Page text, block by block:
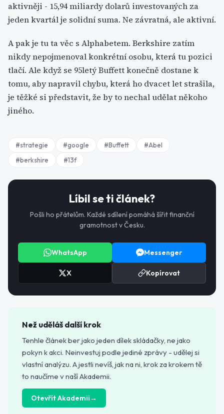
aktivněji - 15,94 miliardy dolarů investovaných za
jeden kvartál je solidní suma. Ne závratná, ale aktivní.
A pak je tu ta věc s Alphabetem. Berkshire zatím
nikdy nepojmenoval konkrétní osobu, která tu pozici
tlačí. Ale když se 95letý Buffett konečně dostane k
tomu, aby napravil chybu, která ho dvacet let strašila,
je těžké si představit, že by to nechal udělat někoho
jiného.
#strategie #google #Buffett #Abel
#berkshire #13f
Líbil se ti článek?
Pošli ho přátelům. Každé sdílení pomáhá šířit finanční
gramotnost v Česku.
WhatsApp Messenger
X Kopírovat
Než uděláš další krok
Tenhle článek ber jako jeden dílek skládačky, ne jako
pokyn k akci. Neinvestuj podle jediné zprávy - udělej si
vlastní analýzu. A jestli nevíš, jak na ni, krok za krokem tě
to naučíme v naší Akademii.
Otevřít Akademii→